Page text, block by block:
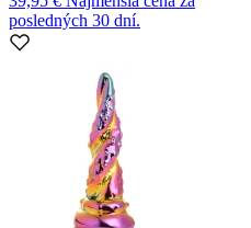
posledných 30 dní.